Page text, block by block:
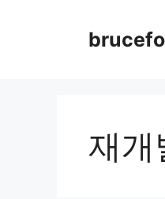
재개